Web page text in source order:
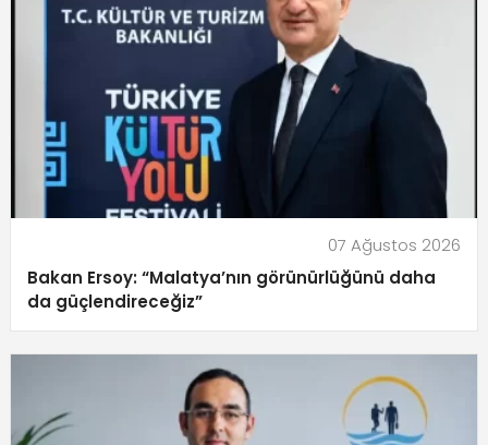
07 Ağustos 2026
Bakan Ersoy: “Malatya’nın görünürlüğünü daha
da güçlendireceğiz”